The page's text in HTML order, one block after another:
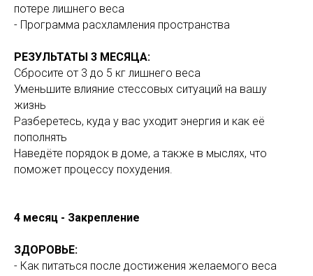
потере лишнего веса
- Программа расхламления пространства
РЕЗУЛЬТАТЫ 3 МЕСЯЦА:
Сбросите от 3 до 5 кг лишнего веса
Уменьшите влияние стессовых ситуаций на вашу
жизнь
Разберетесь, куда у вас уходит энергия и как её
пополнять
Наведёте порядок в доме, а также в мыслях, что
поможет процессу похудения.
4 месяц - Закрепление
ЗДОРОВЬЕ:
- Как питаться после достижения желаемого веса